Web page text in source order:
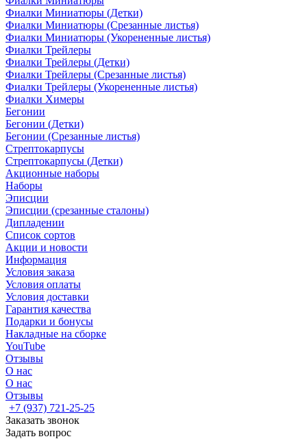
Фиалки Миниатюры (Детки)
Фиалки Миниатюры (Срезанные листья)
Фиалки Миниатюры (Укорененные листья)
Фиалки Трейлеры
Фиалки Трейлеры (Детки)
Фиалки Трейлеры (Срезанные листья)
Фиалки Трейлеры (Укорененные листья)
Фиалки Химеры
Бегонии
Бегонии (Детки)
Бегонии (Срезанные листья)
Стрептокарпусы
Стрептокарпусы (Детки)
Акционные наборы
Наборы
Эписции
Эписции (срезанные сталоны)
Дипладении
Список сортов
Акции и новости
Информация
Условия заказа
Условия оплаты
Условия доставки
Гарантия качества
Подарки и бонусы
Накладные на сборке
YouTube
Отзывы
О нас
О нас
Отзывы
+7 (937) 721-25-25
Заказать звонок
Задать вопрос